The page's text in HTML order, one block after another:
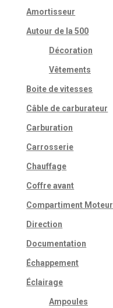
Amortisseur
Autour de la 500
Décoration
Vêtements
Boite de vitesses
Câble de carburateur
Carburation
Carrosserie
Chauffage
Coffre avant
Compartiment Moteur
Direction
Documentation
Échappement
Éclairage
Ampoules